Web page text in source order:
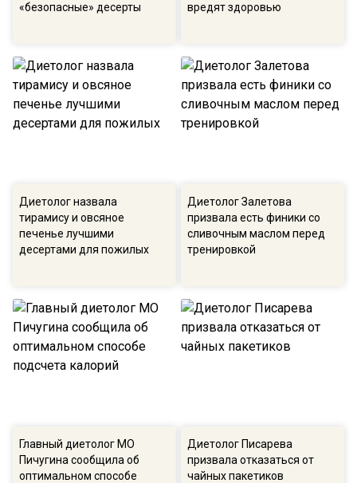
«безопасные» десерты
вредят здоровью
Диетолог назвала
тирамису и овсяное
печенье лучшими
десертами для пожилых
Диетолог Залетова
призвала есть финики со
сливочным маслом перед
тренировкой
Главный диетолог МО
Пичугина сообщила об
оптимальном способе
Диетолог Писарева
призвала отказаться от
чайных пакетиков